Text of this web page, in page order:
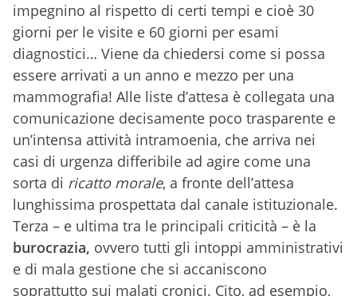
impegnino al rispetto di certi tempi e cioè 30
giorni per le visite e 60 giorni per esami
diagnostici… Viene da chiedersi come si possa
essere arrivati a un anno e mezzo per una
mammografia! Alle liste d’attesa è collegata una
comunicazione decisamente poco trasparente e
un’intensa attività intramoenia, che arriva nei
casi di urgenza differibile ad agire come una
sorta di ricatto morale, a fronte dell’attesa
lunghissima prospettata dal canale istituzionale.
Terza – e ultima tra le principali criticità – è la
burocrazia, ovvero tutti gli intoppi amministrativi
e di mala gestione che si accaniscono
soprattutto sui malati cronici. Cito, ad esempio,